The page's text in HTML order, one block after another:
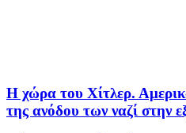
Η χώρα του Χίτλερ.
της ανόδου των ναζί στην